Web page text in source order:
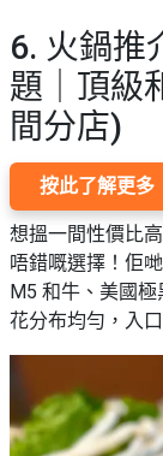
6. 火鍋推
題｜頂級
間分店)
按此了解更多
想搵一間性價比
唔錯嘅選擇！佢
M5 和牛、美國
花分布均勻，入